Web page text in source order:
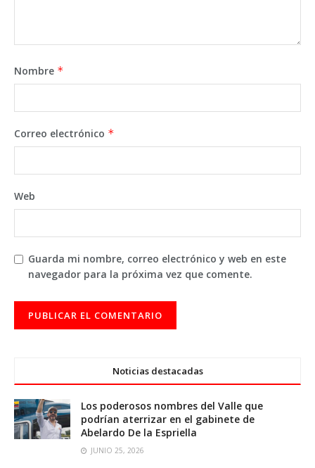
Nombre *
Correo electrónico *
Web
Guarda mi nombre, correo electrónico y web en este
navegador para la próxima vez que comente.
Noticias destacadas
Los poderosos nombres del Valle que
podrían aterrizar en el gabinete de
Abelardo De la Espriella
JUNIO 25, 2026